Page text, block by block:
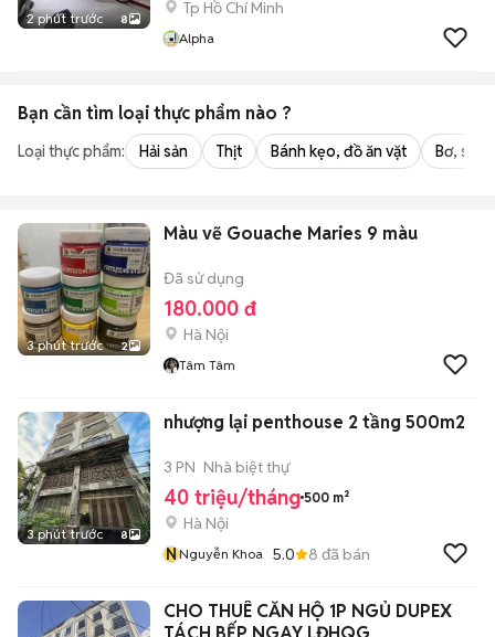
2 phút trước 8
Tp Hồ Chí Minh
Alpha
Bạn cần tìm loại thực phẩm nào ?
Loại thực phẩm: Hải sản Thịt Bánh kẹo, đồ ăn vặt Bơ,
3 phút trước 2
Màu vẽ Gouache Maries 9 màu
Đã sử dụng
180.000 đ
Hà Nội
Tâm Tâm
3 phút trước 8
nhượng lại penthouse 2 tầng 500m2
3 PN Nhà biệt thự
40 triệu/tháng 500 m²
Hà Nội
NNguyễn Khoa 5.0 8 đã bán
CHO THUÊ CĂN HỘ 1P NGỦ DUPEX